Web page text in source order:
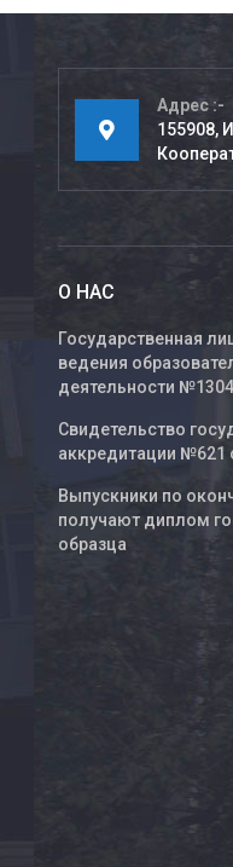
Адрес
155908,
О НАС
Государственная
ведения
деятельности
Свидетельство
аккредитации №621
Выпускники по
получают диплом
образца